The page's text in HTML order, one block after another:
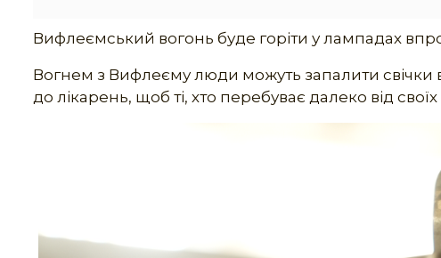
Вифлеємський вогонь буде горіти у лампадах
Вогнем з Вифлеєму люди можуть запалити свічки
до лікарень, щоб ті, хто перебуває далеко від